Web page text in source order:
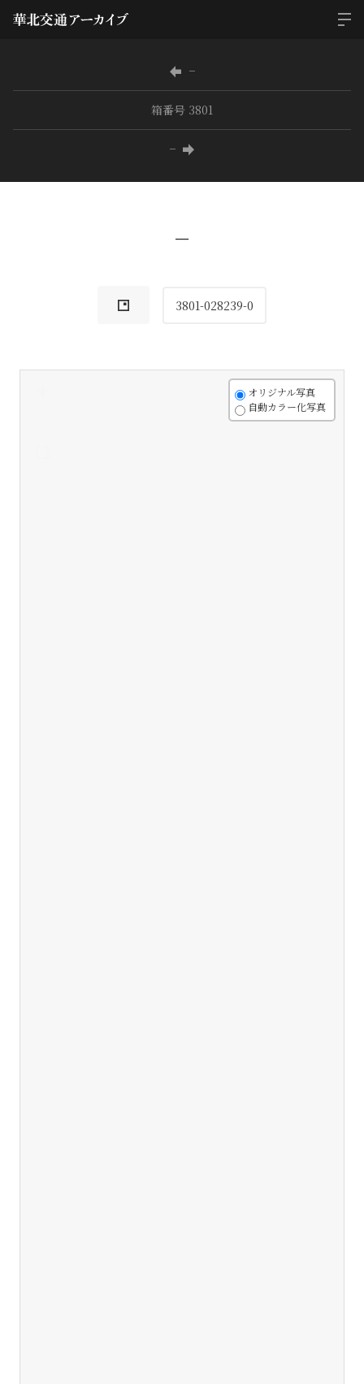
−
箱番号 3801
−
−
3801-028239-0
オリジナル写真
自動カラー化写真